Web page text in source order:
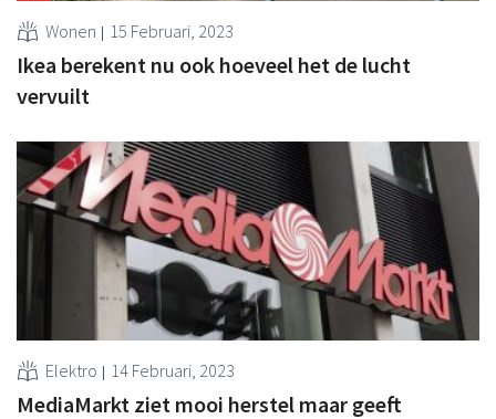
Wonen 15 Februari, 2023
Ikea berekent nu ook hoeveel het de lucht
vervuilt
Elektro 14 Februari, 2023
MediaMarkt ziet mooi herstel maar geeft